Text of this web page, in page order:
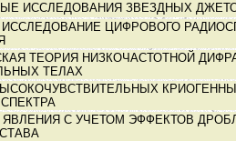
ИССЛЕДОВАНИЯ ЗВЕЗДНЫХ
ЦИФРОВОГО
ТЕОРИЯ НИЗКОЧАСТОТНОЙ
ТЕЛАХ
С УЧЕТОМ ЭФФЕКТОВ